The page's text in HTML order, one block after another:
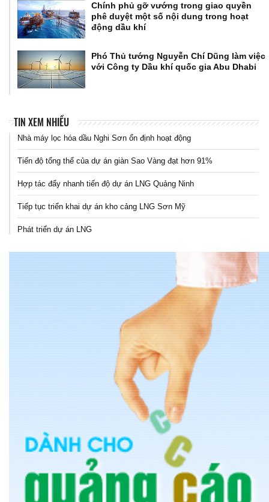
Chính phủ gỡ vướng trong giao quyền
phê duyệt một số nội dung trong hoạt
động dầu khí
Phó Thủ tướng Nguyễn Chí Dũng làm việc
với Công ty Dầu khí quốc gia Abu Dhabi
TIN XEM NHIỀU
Nhà máy lọc hóa dầu Nghi Sơn ổn định hoạt động
Tiến độ tổng thể của dự án giàn Sao Vàng đạt hơn 91%
Hợp tác đẩy nhanh tiến độ dự án LNG Quảng Ninh
Tiếp tục triển khai dự án kho cảng LNG Sơn Mỹ
Phát triển dự án LNG